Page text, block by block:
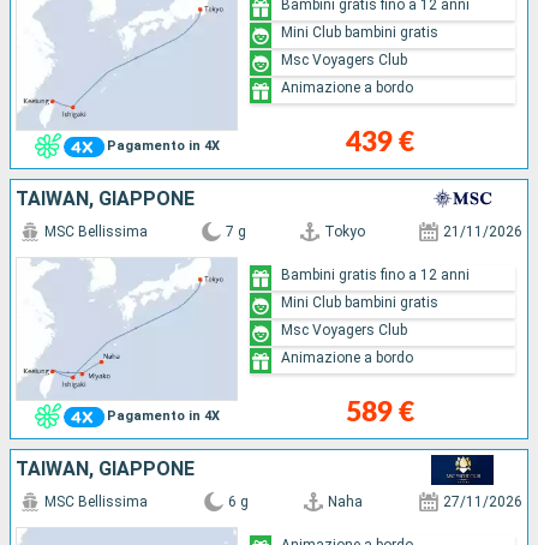
Pagamento in 4X 439 €
Bambini gratis fino a 12 anni
Mini Club bambini gratis
Msc Voyagers Club
Animazione a bordo
TAIWAN, GIAPPONE
Pagamento in 4X
MSC Bellissima 7 g Tokyo 21/11/2026
589 €
Bambini gratis fino a 12 anni
Mini Club bambini gratis
Msc Voyagers Club
Animazione a bordo
TAIWAN, GIAPPONE
MSC Bellissima 6 g Naha 27/11/2026